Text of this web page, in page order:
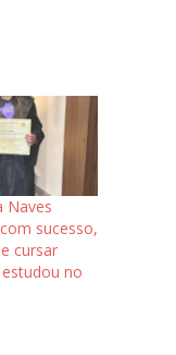
Naves
sucesso,
cursar
no